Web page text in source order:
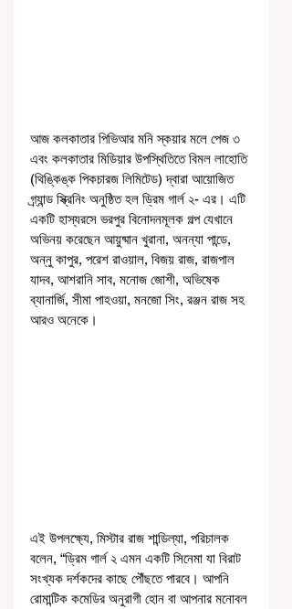
আজ কলকাতার পিভিআর মনি স্কয়ার মলে পেজ ৩
এবং কলকাতার মিডিয়ার উপস্থিতিতে বিমল লাহোতি
(থিঙ্কিঙ্ক পিকচারজ লিমিটেড) দ্বারা আয়োজিত
গ্র্যান্ড স্ক্রিনিং অনুষ্ঠিত হল ড্রিম গার্ল ২- এর। এটি
একটি হাস্যরসে ভরপুর বিনোদনমূলক গল্প যেখানে
অভিনয় করেছেন আয়ুষ্মান খুরানা, অনন্যা পান্ডে,
অন্নু কাপুর, পরেশ রাওয়াল, বিজয় রাজ, রাজপাল
যাদব, আশরানি সাব, মনোজ জোশী, অভিষেক
ব্যানার্জি, সীমা পাহওয়া, মনজো সিং, রঞ্জন রাজ সহ
আরও অনেকে।
এই উপলক্ষ্যে, মিস্টার রাজ শান্ডিল্যা, পরিচালক
বলেন, “ড্রিম গার্ল ২ এমন একটি সিনেমা যা বিরাট
সংখ্যক দর্শকদের কাছে পৌঁছতে পারবে। আপনি
রোমান্টিক কমেডির অনুরাগী হোন বা আপনার মনোবল